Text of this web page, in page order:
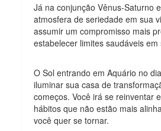
Já na conjunção Vênus-Saturno
atmosfera de seriedade em sua
assumir um compromisso mais
estabelecer limites saudáveis em
O Sol entrando em Aquário no
iluminar sua casa de
começos. Você irá se reinventar
hábitos que não estão mais
você quer se tornar.